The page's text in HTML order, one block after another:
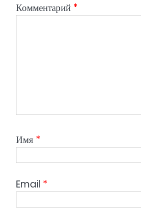
м
Комментарий *
Имя *
Email *